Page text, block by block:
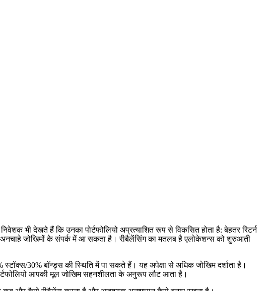
भी देखते हैं कि उनका पोर्टफोलियो अप्रत्याशित रूप से विकसित होता है: बेहतर रिटर्न
अनचाहे जोखिमों के संपर्क में आ सकता है। रीबैलेंसिंग का मतलब है एलोकेशन्स को शुरुआती
30% बॉन्ड्स की स्थिति में पा सकते हैं। यह अपेक्षा से अधिक जोखिम दर्शाता है।
आपकी मूल जोखिम सहनशीलता के अनुरूप लौट आता है।